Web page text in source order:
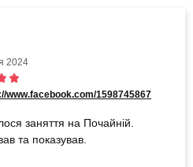
2024
www.facebook.com/1598745867
заняття на Почайній.
та показував.